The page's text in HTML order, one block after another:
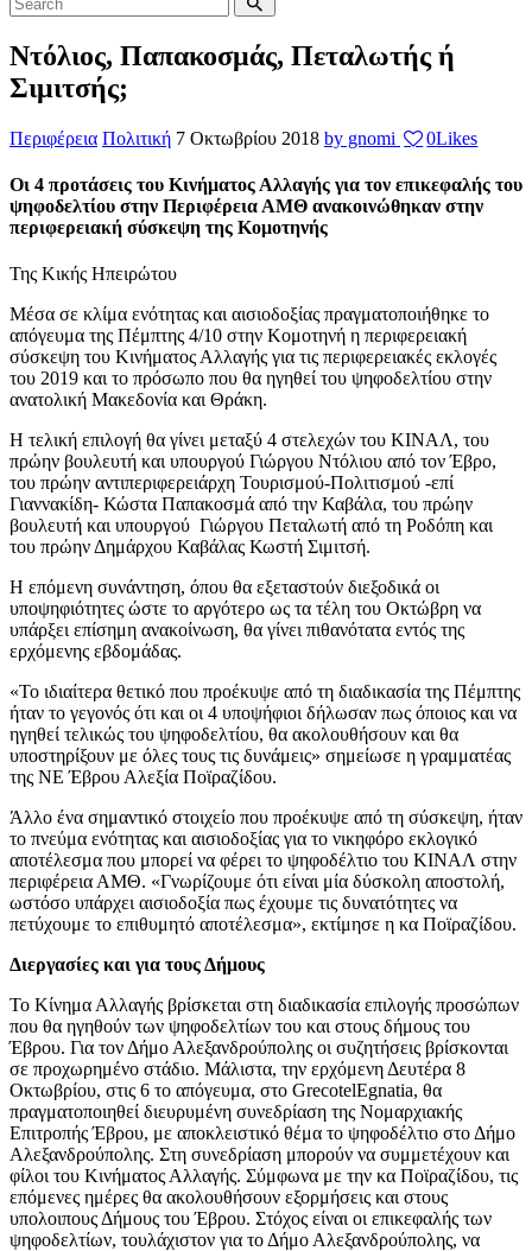
Ντόλιος, Παπακοσμάς, Πεταλωτής ή
Σιμιτσής;
Περιφέρεια Πολιτική 7 Οκτωβρίου 2018 by gnomi 0Likes
Οι 4 προτάσεις του Κινήματος Αλλαγής για τον επικεφαλής του
ψηφοδελτίου στην Περιφέρεια ΑΜΘ ανακοινώθηκαν στην
περιφερειακή σύσκεψη της Κομοτηνής
Της Κικής Ηπειρώτου
Μέσα σε κλίμα ενότητας και αισιοδοξίας πραγματοποιήθηκε το
απόγευμα της Πέμπτης 4/10 στην Κομοτηνή η περιφερειακή
σύσκεψη του Κινήματος Αλλαγής για τις περιφερειακές εκλογές
του 2019 και το πρόσωπο που θα ηγηθεί του ψηφοδελτίου στην
ανατολική Μακεδονία και Θράκη.
Η τελική επιλογή θα γίνει μεταξύ 4 στελεχών του ΚΙΝΑΛ, του
πρώην βουλευτή και υπουργού Γιώργου Ντόλιου από τον Έβρο,
του πρώην αντιπεριφερειάρχη Τουρισμού-Πολιτισμού -επί
Γιαννακίδη- Κώστα Παπακοσμά από την Καβάλα, του πρώην
βουλευτή και υπουργού Γιώργου Πεταλωτή από τη Ροδόπη και
του πρώην Δημάρχου Καβάλας Κωστή Σιμιτσή.
Η επόμενη συνάντηση, όπου θα εξεταστούν διεξοδικά οι
υποψηφιότητες ώστε το αργότερο ως τα τέλη του Οκτώβρη να
υπάρξει επίσημη ανακοίνωση, θα γίνει πιθανότατα εντός της
ερχόμενης εβδομάδας.
«Το ιδιαίτερα θετικό που προέκυψε από τη διαδικασία της Πέμπτης
ήταν το γεγονός ότι και οι 4 υποψήφιοι δήλωσαν πως όποιος και να
ηγηθεί τελικώς του ψηφοδελτίου, θα ακολουθήσουν και θα
υποστηρίξουν με όλες τους τις δυνάμεις» σημείωσε η γραμματέας
της ΝΕ Έβρου Αλεξία Ποϊραζίδου.
Άλλο ένα σημαντικό στοιχείο που προέκυψε από τη σύσκεψη, ήταν
το πνεύμα ενότητας και αισιοδοξίας για το νικηφόρο εκλογικό
αποτέλεσμα που μπορεί να φέρει το ψηφοδέλτιο του ΚΙΝΑΛ στην
περιφέρεια ΑΜΘ. «Γνωρίζουμε ότι είναι μία δύσκολη αποστολή,
ωστόσο υπάρχει αισιοδοξία πως έχουμε τις δυνατότητες να
πετύχουμε το επιθυμητό αποτέλεσμα», εκτίμησε η κα Ποϊραζίδου.
Διεργασίες και για τους Δήμους
Το Κίνημα Αλλαγής βρίσκεται στη διαδικασία επιλογής προσώπων
που θα ηγηθούν των ψηφοδελτίων του και στους δήμους του
Έβρου. Για τον Δήμο Αλεξανδρούπολης οι συζητήσεις βρίσκονται
σε προχωρημένο στάδιο. Μάλιστα, την ερχόμενη Δευτέρα 8
Οκτωβρίου, στις 6 το απόγευμα, στο GrecotelEgnatia, θα
πραγματοποιηθεί διευρυμένη συνεδρίαση της Νομαρχιακής
Επιτροπής Έβρου, με αποκλειστικό θέμα το ψηφοδέλτιο στο Δήμο
Αλεξανδρούπολης. Στη συνεδρίαση μπορούν να συμμετέχουν και
φίλοι του Κινήματος Αλλαγής. Σύμφωνα με την κα Ποϊραζίδου, τις
επόμενες ημέρες θα ακολουθήσουν εξορμήσεις και στους
υπολοιπους Δήμους του Έβρου. Στόχος είναι οι επικεφαλής των
ψηφοδελτίων, τουλάχιστον για το Δήμο Αλεξανδρούπολης, να